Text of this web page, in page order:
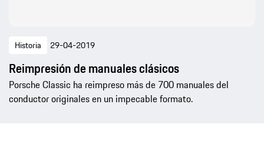
Historia 29-04-2019
Reimpresión de manuales clásicos
Porsche Classic ha reimpreso más de 700 manuales del
conductor originales en un impecable formato.